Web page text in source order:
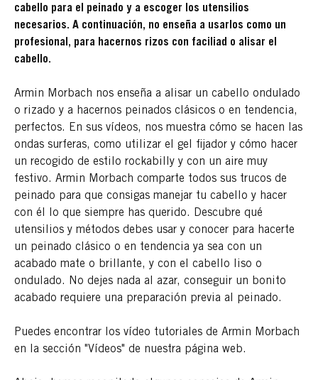
cabello para el peinado y a escoger los utensilios
necesarios. A continuación, no enseña a usarlos como un
profesional, para hacernos rizos con faciliad o alisar el
cabello.
Armin Morbach nos enseña a alisar un cabello ondulado
o rizado y a hacernos peinados clásicos o en tendencia,
perfectos. En sus vídeos, nos muestra cómo se hacen las
ondas surferas, como utilizar el gel fijador y cómo hacer
un recogido de estilo rockabilly y con un aire muy
festivo. Armin Morbach comparte todos sus trucos de
peinado para que consigas manejar tu cabello y hacer
con él lo que siempre has querido. Descubre qué
utensilios y métodos debes usar y conocer para hacerte
un peinado clásico o en tendencia ya sea con un
acabado mate o brillante, y con el cabello liso o
ondulado. No dejes nada al azar, conseguir un bonito
acabado requiere una preparación previa al peinado.
Puedes encontrar los vídeo tutoriales de Armin Morbach
en la sección "Vídeos" de nuestra página web.